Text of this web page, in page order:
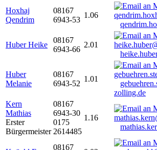
Hoxhaj
Qendrim
08167
6943-53
1.06
Huber Heike
08167
6943-66
2.01
Huber
Melanie
08167
6943-52
1.01
zolling.de
Kern
Mathias
Erster
Bürgermeister
08167
6943-30
0175
2614485
1.16
08167